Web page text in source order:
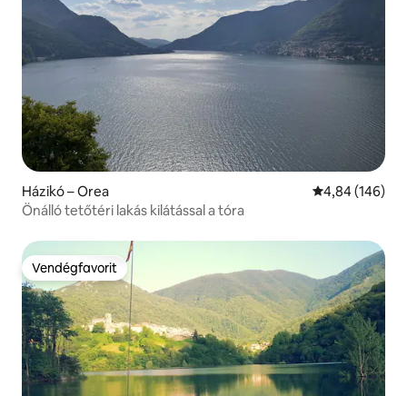
Házikó – Orea Átlagos
4,84 (146)
Önálló tetőtéri lakás kilátással a tóra
Vendégfavorit
Vendégfavorit